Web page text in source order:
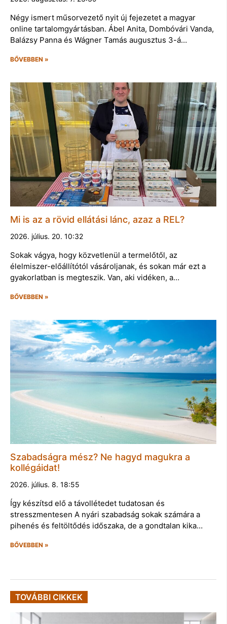
Négy ismert műsorvezető nyit új fejezetet a magyar
online tartalomgyártásban. Ábel Anita, Dombóvári Vanda,
Balázsy Panna és Wágner Tamás augusztus 3-á…
BŐVEBBEN »
Mi is az a rövid ellátási lánc, azaz a REL?
2026. július. 20. 10:32
Sokak vágya, hogy közvetlenül a termelőtől, az
élelmiszer-előállítótól vásároljanak, és sokan már ezt a
gyakorlatban is megteszik. Van, aki vidéken, a…
BŐVEBBEN »
Szabadságra mész? Ne hagyd magukra a
kollégáidat!
2026. július. 8. 18:55
Így készítsd elő a távollétedet tudatosan és
stresszmentesen A nyári szabadság sokak számára a
pihenés és feltöltődés időszaka, de a gondtalan kika…
BŐVEBBEN »
TOVÁBBI CIKKEK